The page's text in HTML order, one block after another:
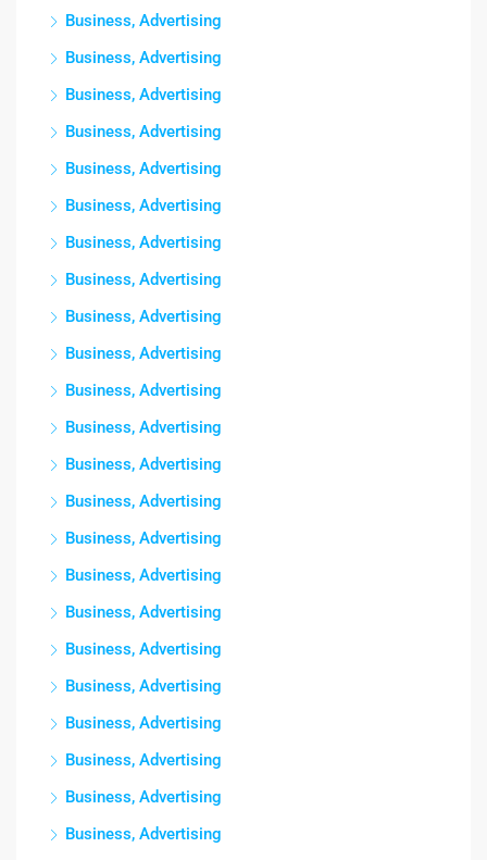
Business, Advertising
Business, Advertising
Business, Advertising
Business, Advertising
Business, Advertising
Business, Advertising
Business, Advertising
Business, Advertising
Business, Advertising
Business, Advertising
Business, Advertising
Business, Advertising
Business, Advertising
Business, Advertising
Business, Advertising
Business, Advertising
Business, Advertising
Business, Advertising
Business, Advertising
Business, Advertising
Business, Advertising
Business, Advertising
Business, Advertising